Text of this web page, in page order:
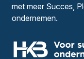
met meer Succes,
ondernemen.